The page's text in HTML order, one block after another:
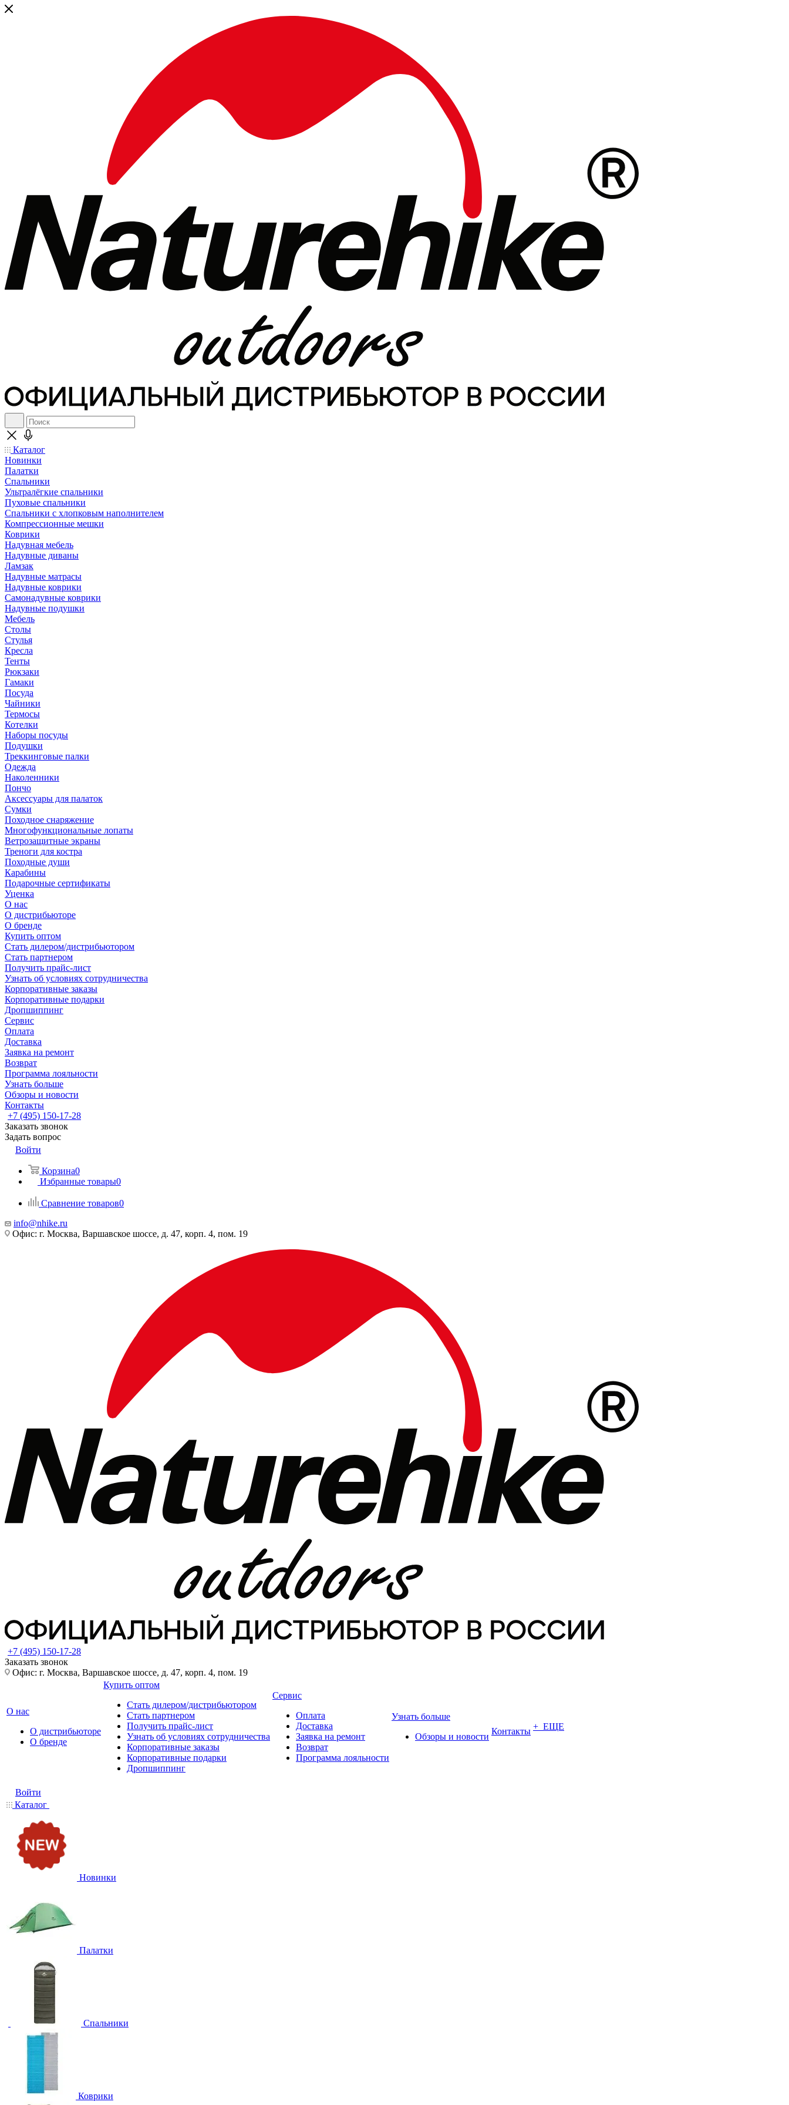
Каталог
Новинки
Палатки
Спальники
Ультралёгкие спальники
Пуховые спальники
Спальники с хлопковым наполнителем
Компрессионные мешки
Коврики
Надувная мебель
Надувные диваны
Ламзак
Надувные матрасы
Надувные коврики
Самонадувные коврики
Надувные подушки
Мебель
Столы
Стулья
Кресла
Тенты
Рюкзаки
Гамаки
Посуда
Чайники
Термосы
Котелки
Наборы посуды
Подушки
Треккинговые палки
Одежда
Наколенники
Пончо
Аксессуары для палаток
Сумки
Походное снаряжение
Многофункциональные лопаты
Ветрозащитные экраны
Треноги для костра
Походные души
Карабины
Подарочные сертификаты
Уценка
О нас
О дистрибьюторе
О бренде
Купить оптом
Стать дилером/дистрибьютором
Стать партнером
Получить прайс-лист
Узнать об условиях сотрудничества
Корпоративные заказы
Корпоративные подарки
Дропшиппинг
Сервис
Оплата
Доставка
Заявка на ремонт
Возврат
Программа лояльности
Узнать больше
Обзоры и новости
Контакты
+7 (495) 150-17-28
Заказать звонок
Задать вопрос
Войти
Корзина0
Избранные товары0
Сравнение товаров0
info@nhike.ru
Офис: г. Москва, Варшавское шоссе, д. 47, корп. 4, пом. 19
+7 (495) 150-17-28
Заказать звонок
Офис: г. Москва, Варшавское шоссе, д. 47, корп. 4, пом. 19
О нас
О дистрибьюторе
О бренде
Купить оптом
Стать дилером/дистрибьютором
Стать партнером
Получить прайс-лист
Узнать об условиях сотрудничества
Корпоративные заказы
Корпоративные подарки
Дропшиппинг
Сервис
Оплата
Доставка
Заявка на ремонт
Возврат
Программа лояльности
Узнать больше
Обзоры и новости
Контакты + ЕЩЕ
Войти
Каталог
Новинки
Палатки
Спальники
Коврики